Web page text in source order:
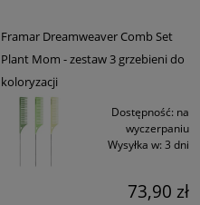
Framar Dreamweaver Comb Set
Plant Mom - zestaw 3 grzebieni do
koloryzacji
Dostępność: na
wyczerpaniu
Wysyłka w: 3 dni
73,90 zł